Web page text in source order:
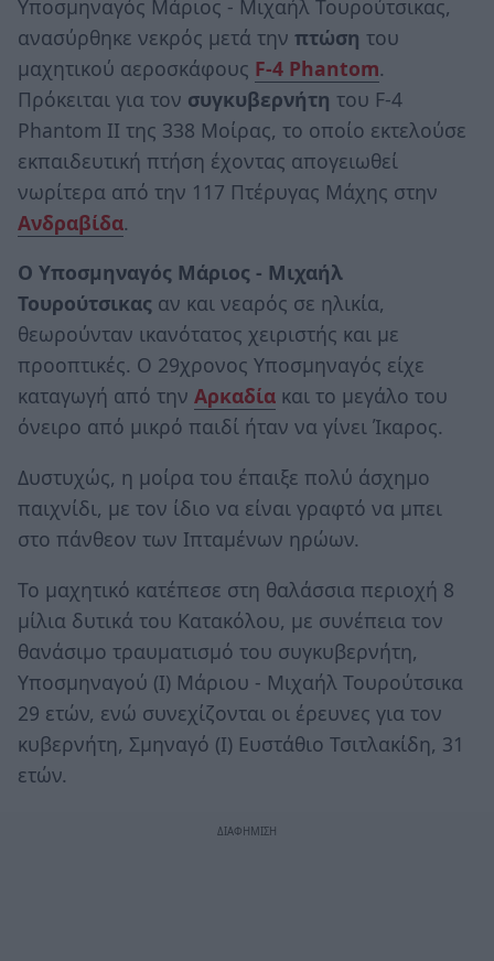
Υποσμηναγός Μάριος - Μιχαήλ Τουρούτσικας,
ανασύρθηκε νεκρός μετά την πτώση του
μαχητικού αεροσκάφους F-4 Phantom.
Πρόκειται για τον συγκυβερνήτη του F-4
Phantom II της 338 Μοίρας, το οποίο εκτελούσε
εκπαιδευτική πτήση έχοντας απογειωθεί
νωρίτερα από την 117 Πτέρυγας Μάχης στην
Ανδραβίδα.
Ο Υποσμηναγός Μάριος - Μιχαήλ
Τουρούτσικας αν και νεαρός σε ηλικία,
θεωρούνταν ικανότατος χειριστής και με
προοπτικές. Ο 29χρονος Υποσμηναγός είχε
καταγωγή από την Αρκαδία και το μεγάλο του
όνειρο από μικρό παιδί ήταν να γίνει Ίκαρος.
Δυστυχώς, η μοίρα του έπαιξε πολύ άσχημο
παιχνίδι, με τον ίδιο να είναι γραφτό να μπει
στο πάνθεον των Ιπταμένων ηρώων.
Το μαχητικό κατέπεσε στη θαλάσσια περιοχή 8
μίλια δυτικά του Κατακόλου, με συνέπεια τον
θανάσιμο τραυματισμό του συγκυβερνήτη,
Υποσμηναγού (Ι) Μάριου - Μιχαήλ Τουρούτσικα
29 ετών, ενώ συνεχίζονται οι έρευνες για τον
κυβερνήτη, Σμηναγό (Ι) Ευστάθιο Τσιτλακίδη, 31
ετών.